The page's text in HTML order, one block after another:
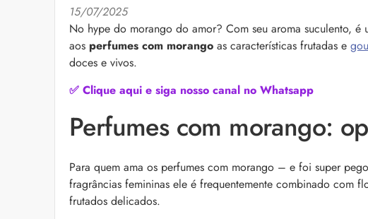
15/07/2025
No hype do morango do amor? Com seu aroma suculento,
aos perfumes com morango as características frutadas e
doces e vivos.
✅ Clique aqui e siga nosso canal no Whatsapp
Perfumes com morango:
Para quem ama os perfumes com morango – e foi super
fragrâncias femininas ele é frequentemente combinado com
frutados delicados.
Cuidados com a barba: 4 dicas
O expert Willy Morales revela 5